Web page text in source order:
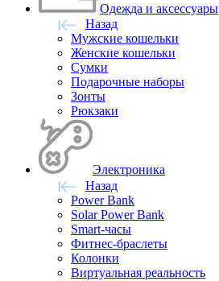
Одежда и аксессуары
Назад
Мужские кошельки
Женские кошельки
Сумки
Подарочные наборы
Зонты
Рюкзаки
Электроника
Назад
Power Bank
Solar Power Bank
Smart-часы
Фитнес-браслеты
Колонки
Виртуальная реальность